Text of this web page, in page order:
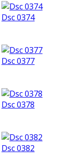
Dsc 0374
Dsc 0377
Dsc 0378
Dsc 0382